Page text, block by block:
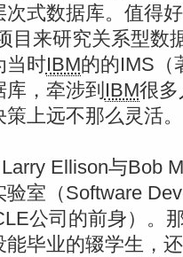
次式数据库。值得
目来研究关系型数
当时IBM的的IMS（
，牵涉到 IBM很
上远不那么灵活。
Ellison与Bob
验室（Software
公司的前身）。
能毕业的辍学生，